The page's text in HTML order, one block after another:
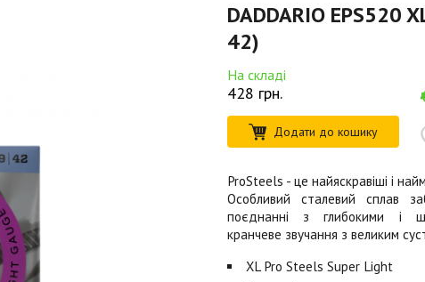
DADDARIO EPS520
42)
На складі
428 грн.
Додати до кошику
ProSteels - це найяскравіші і
Особливий сталевий сплав
поєднанні з глибокими і
кранчеве звучання з великим
XL Pro Steels Super Light